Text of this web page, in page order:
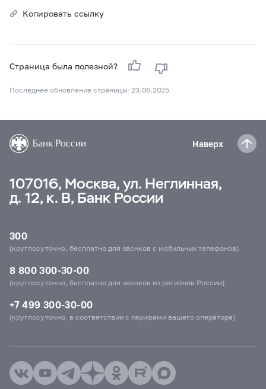
Копировать ссылку
Страница была полезной?
Последнее обновление страницы: 23.06.2025
Наверх
107016, Москва, ул. Неглинная,
д. 12, к. В, Банк России
300
(круглосуточно, бесплатно для звонков с мобильных телефонов)
8 800 300-30-00
(круглосуточно, бесплатно для звонков из регионов России)
+7 499 300-30-00
(круглосуточно, в соответствии с тарифами вашего оператора)